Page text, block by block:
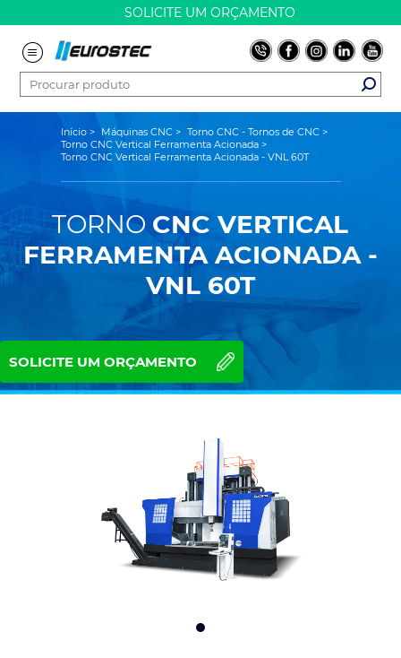
SOLICITE UM ORÇAMENTO
Início > Máquinas CNC > Torno CNC - Tornos de CNC >
Torno CNC Vertical Ferramenta Acionada >
Torno CNC Vertical Ferramenta Acionada - VNL 60T
TORNO CNC VERTICAL
FERRAMENTA ACIONADA -
VNL 60T
SOLICITE UM ORÇAMENTO